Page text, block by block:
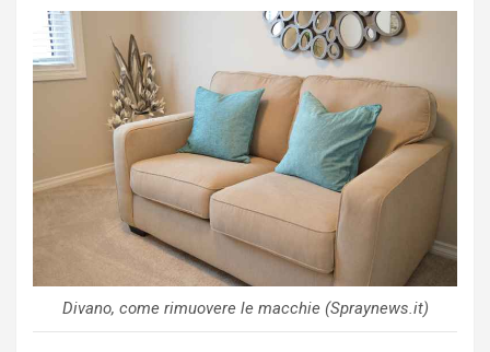
Divano, come rimuovere le macchie (Spraynews.it)